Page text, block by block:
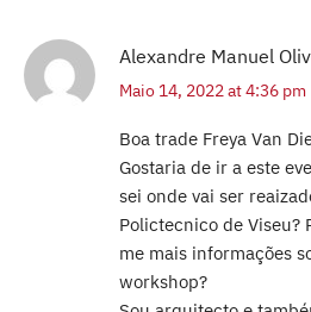
Alexandre Manuel
Maio 14, 2022 at 4:36 pm
Boa trade Freya Van
Gostaria de ir a este
sei onde vai ser
Polictecnico de Viseu?
me mais informações
workshop?